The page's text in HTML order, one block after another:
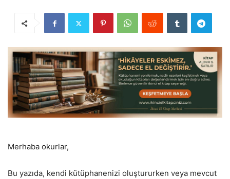
Merhaba okurlar,
Bu yazıda, kendi kütüphanenizi oluştururken veya mevcut